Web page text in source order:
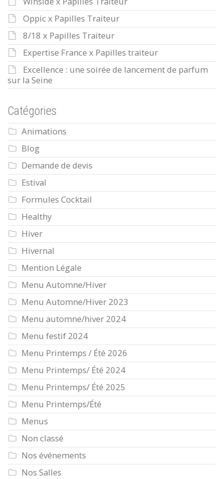
Oppic x Papilles Traiteur
8/18 x Papilles Traiteur
Expertise France x Papilles traiteur
Excellence : une soirée de lancement de parfum
sur la Seine
Catégories
Animations
Blog
Demande de devis
Estival
Formules Cocktail
Healthy
Hiver
Hivernal
Mention Légale
Menu Automne/Hiver
Menu Automne/Hiver 2023
Menu automne/hiver 2024
Menu festif 2024
Menu Printemps / Été 2026
Menu Printemps/ Été 2024
Menu Printemps/ Été 2025
Menu Printemps/Été
Menus
Non classé
Nos événements
Nos Salles